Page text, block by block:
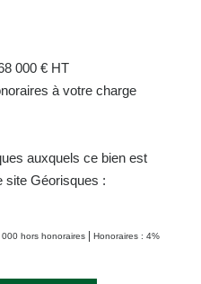
000 € HT
à votre charge
auxquels ce bien est
site Géorisques :
000 hors honoraires | Honoraires : 4%